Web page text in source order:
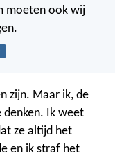
moeten ook wij
zijn. Maar ik, de
denken. Ik weet
ze altijd het
en ik straf het